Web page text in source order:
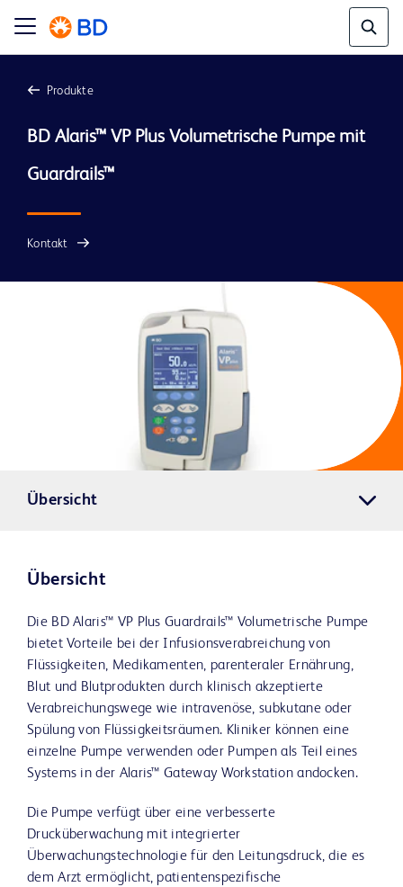
Produkte
BD Alaris™ VP Plus Volumetrische Pumpe mit
Kontakt
Übersicht
Übersicht
Die BD Alaris™ VP Plus Guardrails™ Volumetrische Pumpe
bietet Vorteile bei der Infusionsverabreichung von
Flüssigkeiten, Medikamenten, parenteraler Ernährung,
Blut und Blutprodukten durch klinisch akzeptierte
Verabreichungswege wie intravenöse, subkutane oder
Spülung von Flüssigkeitsräumen. Kliniker können eine
einzelne Pumpe verwenden oder Pumpen als Teil eines
Systems in der Alaris™ Gateway Workstation andocken.
Die Pumpe verfügt über eine verbesserte
Drucküberwachung mit integrierter
Überwachungstechnologie für den Leitungsdruck, die es
dem Arzt ermöglicht, patientenspezifische